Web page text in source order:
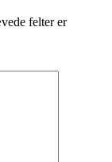
felter er